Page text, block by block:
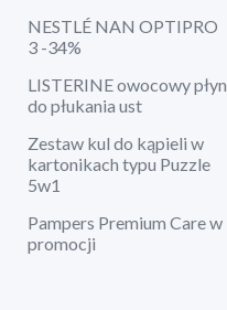
NESTLÉ NAN OPTIPRO
3 -34%
LISTERINE owocowy płyn
do płukania ust
Zestaw kul do kąpieli w
kartonikach typu Puzzle
5w1
Pampers Premium Care w
promocji